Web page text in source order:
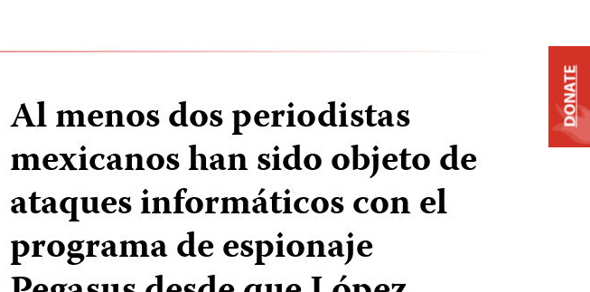
Al menos dos periodistas
mexicanos han sido objeto de
ataques informáticos con el
programa de espionaje
DONATE